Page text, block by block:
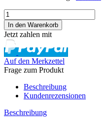
Jetzt zahlen mit
Auf den Merkzettel
Frage zum Produkt
Beschreibung
Kundenrezensionen
Beschreibung